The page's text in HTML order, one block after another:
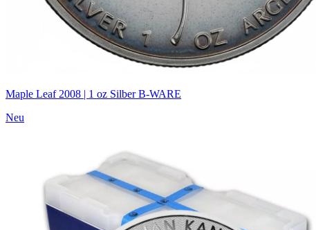
Maple Leaf 2008 | 1 oz Silber B-WARE
Neu